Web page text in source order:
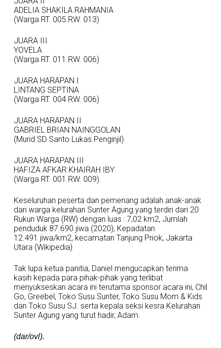
ADELIA SHAKILA RAHMANIA
(Warga RT. 005 RW. 013)
JUARA III
YOVELA
(Warga RT. 011 RW. 006)
JUARA HARAPAN I
LINTANG SEPTINA
(Warga RT. 004 RW. 006)
JUARA HARAPAN II
GABRIEL BRIAN NAINGGOLAN
(Murid SD Santo Lukas Penginjil)
JUARA HARAPAN III
HAFIZA AFKAR KHAIRAH IBY
(Warga RT. 001 RW. 009).
Keseluruhan peserta dan pemenang adalah anak-anak
dari warga kelurahan Sunter Agung yang terdiri dari 20
Rukun Warga (RW) dengan luas : 7,02 km2, Jumlah
penduduk 87.690 jiwa (2020), Kepadatan
12.491 jiwa/km2, kecamatan Tanjung Priok, Jakarta
Utara (Wikipedia)
Tak lupa ketua panitia, Daniel mengucapkan terima
kasih kepada para pihak-pihak yang terlibat
menyukseskan acara ini terutama sponsor acara ini, Chil
Go, Greebel, Toko Susu Sunter, Toko Susu Mom & Kids
dan Toko Susu SJ. serta kepala seksi kesra Kelurahan
Sunter Agung yang turut hadir, Adam.
(dar/ovl).